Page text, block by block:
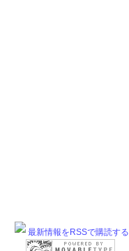
最新情報をRSSで購読する